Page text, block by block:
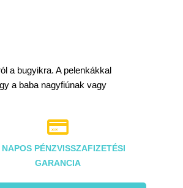
a bugyikra. A pelenkákkal
a baba nagyfiúnak vagy

NAPOS PÉNZVISSZAFIZETÉSI
GARANCIA